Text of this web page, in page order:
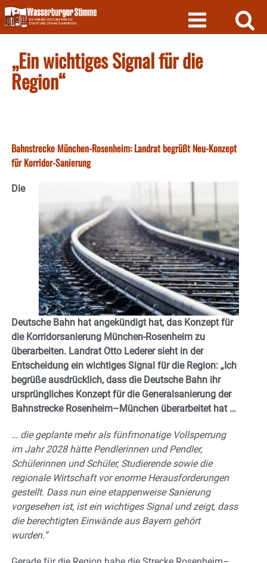
Skip
to
content
„Ein wichtiges Signal für die
Region“
Bahnstrecke München-Rosenheim: Landrat begrüßt Neu-Konzept
für Korridor-Sanierung
Die
Deutsche Bahn hat angekündigt hat, das Konzept für
die Korridorsanierung München-Rosenheim zu
überarbeiten. Landrat Otto Lederer sieht in der
Entscheidung ein wichtiges Signal für die Region: „Ich
begrüße ausdrücklich, dass die Deutsche Bahn ihr
ursprüngliches Konzept für die Generalsanierung der
Bahnstrecke Rosenheim–München überarbeitet hat …
… die geplante mehr als fünfmonatige Vollsperrung
im Jahr 2028 hätte Pendlerinnen und Pendler,
Schülerinnen und Schüler, Studierende sowie die
regionale Wirtschaft vor enorme Herausforderungen
gestellt. Dass nun eine etappenweise Sanierung
vorgesehen ist, ist ein wichtiges Signal und zeigt, dass
die berechtigten Einwände aus Bayern gehört
wurden.“